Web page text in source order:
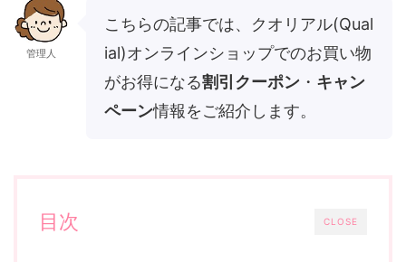
管理人
こちらの記事では、クオリアル(Qual
ial)オンラインショップでのお買い物
がお得になる割引クーポン ・ キャン
ペーン情報をご紹介します。
CLOSE
目次